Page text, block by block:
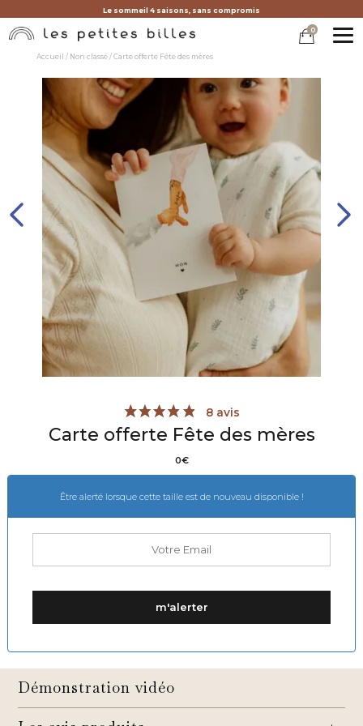
Le sommeil 4 saisons, sans compromis
0
Accueil / Non classé/ Carte offerte Fête des mères
Carte offerte Fête des mères
0€
Être alerté lorsque cette taille est de nouveau disponible !
Démonstration vidéo